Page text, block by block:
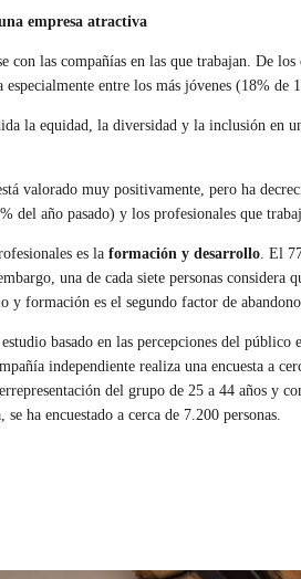
empresa atractiva
las compañías en las que trabajan. De los
especialmente entre los más jóvenes (18% de
la equidad, la diversidad y la inclusión en
valorado muy positivamente, pero ha
del año pasado) y los profesionales que
es la formación y desarrollo . El
una de cada siete personas
formación es el segundo factor de abandono
basado en las percepciones del
independiente realiza una encuesta a
del grupo de 25 a 44 años y
ha encuestado a cerca de 7.200 personas.